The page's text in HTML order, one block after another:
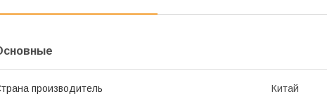
производитель Китай